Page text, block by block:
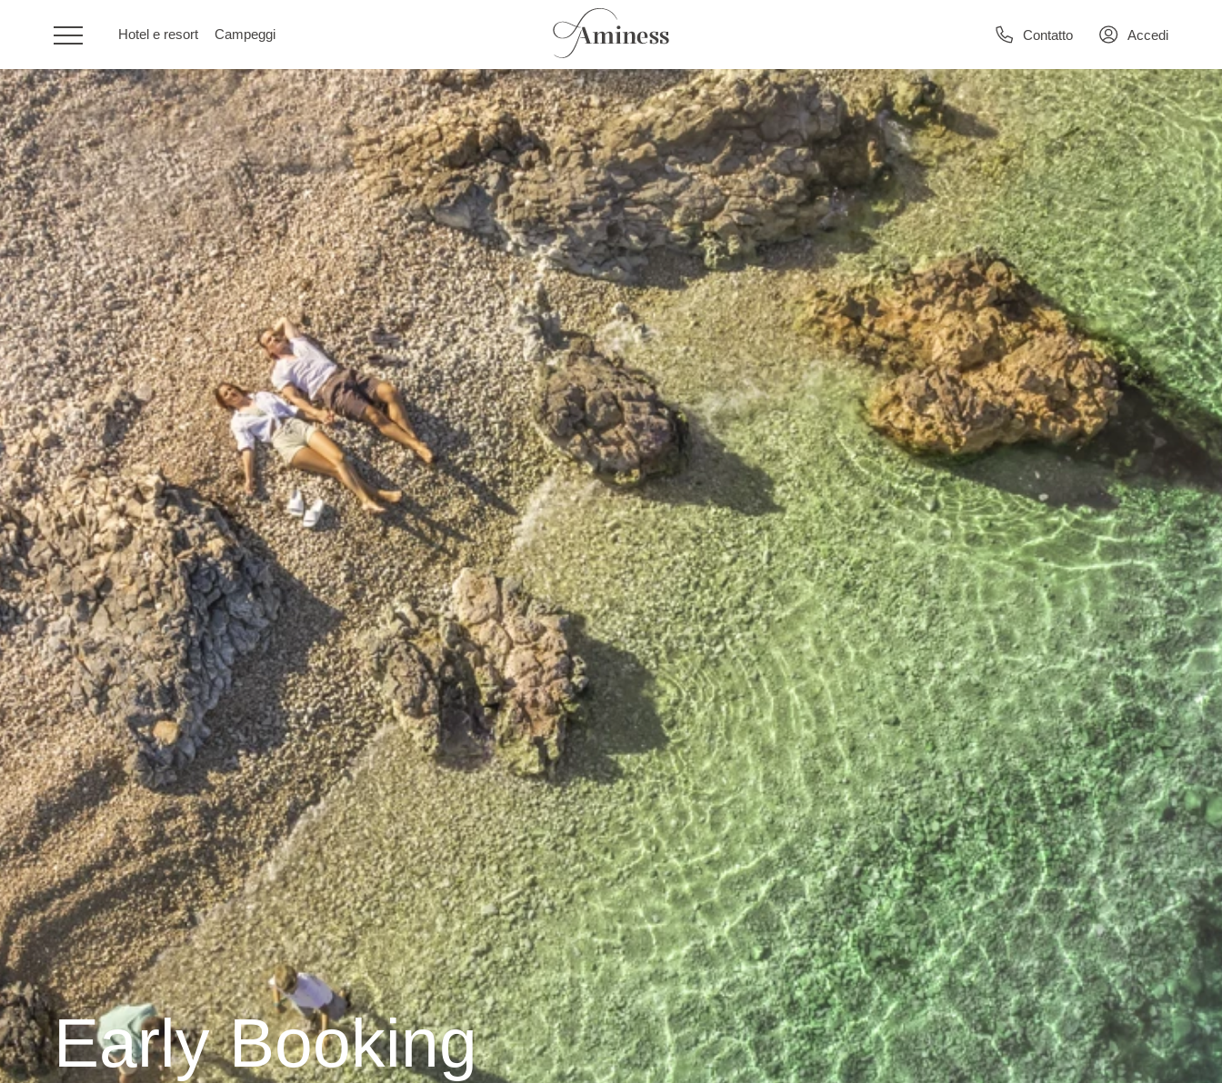
Hotel e resort Campeggi Contatto Accedi
HR
Hotel e resort
Campeggi
Offerte speciali
Destinazioni
Tipi di vacanza
Marchi
Programma Ami Loyalty
Blog
Early Booking